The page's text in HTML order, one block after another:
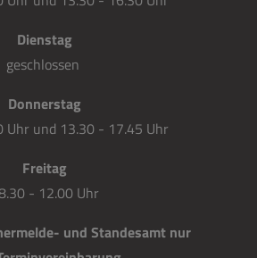
Dienstag
geschlossen
Donnerstag
Uhr und 13.30 - 17.45 Uhr
Freitag
- 12.00 Uhr
und Standesamt nur